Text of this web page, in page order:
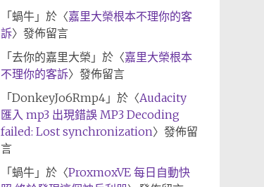
「 蝸牛」於〈嘉里大榮根本不理你的客
訴〉發佈留言
「 去你的嘉里大榮 」於〈嘉里大榮根本
不理你的客訴〉發佈留言
「 DonkeyJo6Rmp4」於〈Audacity
匯入 mp3 出現錯誤 MP3 Decoding
failed: Lost synchronization〉發佈留
言
「 蝸牛」於〈ProxmoxVE 每日自動快